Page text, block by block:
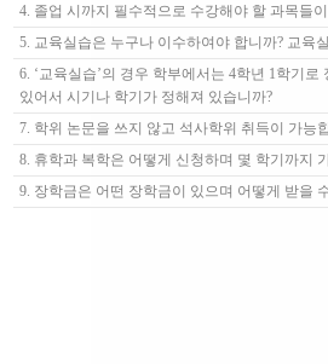
4. 졸업 시까지 필수적으로 수강해야 할 과목들
5. 교육실습은 누구나 이수하여야 합니까? 교육
6. ‘교육실습’의 경우 학부에서는 4학년 1학기
있어서 시기나 학기가 정해져 있습니까?
7. 학위 논문을 쓰지 않고 석사학위 취득이 가능
8. 휴학과 복학은 어떻게 신청하며 몇 학기까지
9. 장학금은 어떤 장학금이 있으며 어떻게 받을